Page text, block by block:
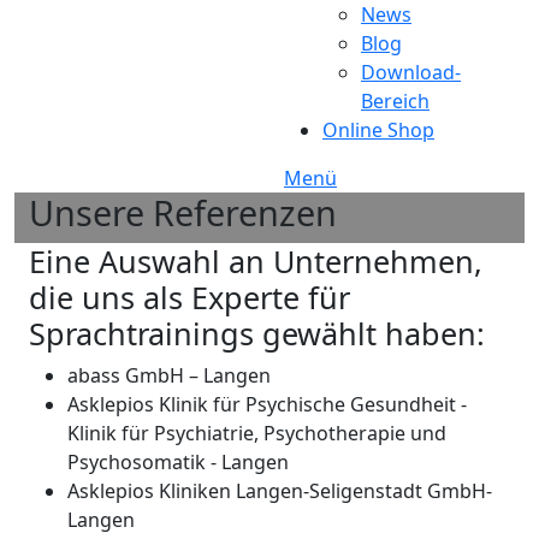
News
Blog
Download-
Bereich
Online Shop
Menü
BildUnsere Referenzen
H2 Subtitle
Eine Auswahl an Unternehmen,
die uns als Experte für
Sprachtrainings gewählt haben:
abass GmbH – Langen
Asklepios Klinik für Psychische Gesundheit -
Klinik für Psychiatrie, Psychotherapie und
Psychosomatik - Langen
Asklepios Kliniken Langen-Seligenstadt GmbH-
Langen